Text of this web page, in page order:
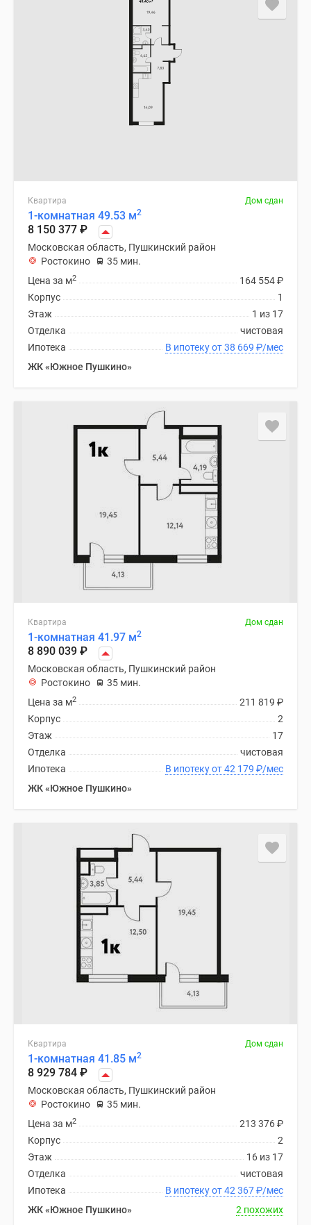
Квартира Дом сдан
1-комнатная 49.53 м2
8 150 377 ₽
Московская область, Пушкинский район
Ростокино
35 мин.
164 554₽
Цена за м2
1
Корпус
1 из 17
Этаж
чистовая
Отделка
В ипотеку от 38 669 ₽/мес
Ипотека
ЖК «Южное Пушкино»
Квартира Дом сдан
1-комнатная 41.97 м2
8 890 039 ₽
Московская область, Пушкинский район
Ростокино
35 мин.
211 819 ₽
Цена за м2
2
Корпус
17
Этаж
чистовая
Отделка
В ипотеку от 42 179 ₽/мес
Ипотека
ЖК «Южное Пушкино»
Квартира Дом сдан
1-комнатная 41.85 м2
8 929 784 ₽
Московская область, Пушкинский район
Ростокино
35 мин.
213 376₽
Цена за м2
2
Корпус
16 из 17
Этаж
чистовая
Отделка
В ипотеку от 42 367₽/мес
Ипотека
ЖК «Южное Пушкино»
2 похожих